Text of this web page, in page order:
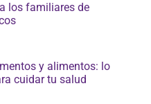
los familiares de
y alimentos: lo
cuidar tu salud